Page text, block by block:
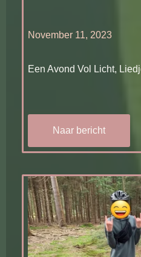
November 11, 2023
Een Avond Vol Licht,
Naar bericht